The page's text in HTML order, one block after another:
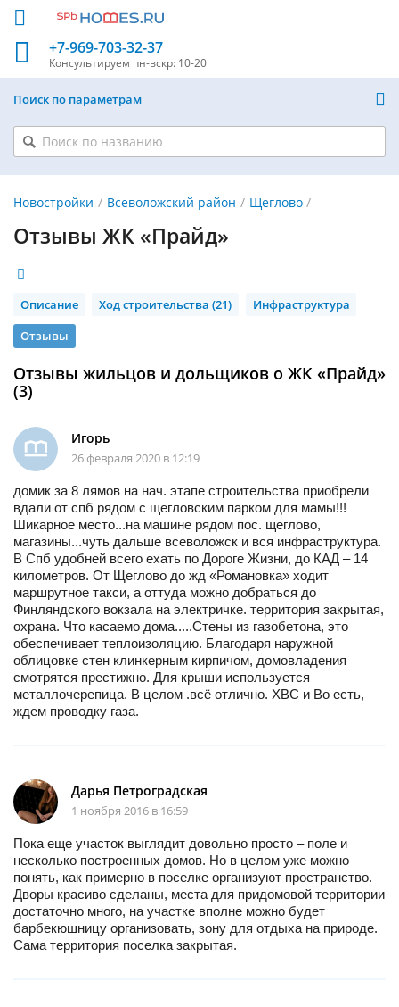
+7-969-703-32-37
Консультируем пн-вскр: 10-20
Поиск по параметрам
Новостройки Всеволожский район Щеглово
Отзывы ЖК «Прайд»
Описание Ход строительства (21)
Инфраструктура
Отзывы
Отзывы жильцов и дольщиков о ЖК «Прайд»
(3)
Игорь
26 февраля 2020 в 12:19
домик за 8 лямов на нач. этапе строительства приобрели
вдали от спб рядом с щегловским парком для мамы!!!
Шикарное место...на машине рядом пос. щеглово,
магазины...чуть дальше всеволожск и вся инфраструктура.
В Спб удобней всего ехать по Дороге Жизни, до КАД – 14
километров. От Щеглово до жд «Романовка» ходит
маршрутное такси, а оттуда можно добраться до
Финляндского вокзала на электричке. территория закрытая,
охрана. Что касаемо дома.....Стены из газобетона, это
обеспечивает теплоизоляцию. Благодаря наружной
облицовке стен клинкерным кирпичом, домовладения
смотрятся престижно. Для крыши используется
металлочерепица. В целом .всё отлично. ХВС и Во есть,
ждем проводку газа.
Дарья Петроградская
1 ноября 2016 в 16:59
Пока еще участок выглядит довольно просто – поле и
несколько построенных домов. Но в целом уже можно
понять, как примерно в поселке организуют пространство.
Дворы красиво сделаны, места для придомовой территории
достаточно много, на участке вполне можно будет
барбекюшницу организовать, зону для отдыха на природе.
Сама территория поселка закрытая.